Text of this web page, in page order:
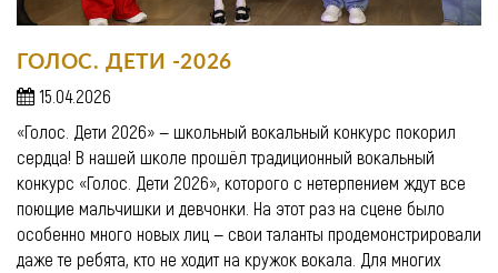
ГОЛОС. ДЕТИ -2026
15.04.2026
«Голос. Дети 2026» — школьный вокальный конкурс покорил
сердца! В нашей школе прошёл традиционный вокальный
конкурс «Голос. Дети 2026», которого с нетерпением ждут все
поющие мальчишки и девчонки. На этот раз на сцене было
особенно много новых лиц — свои таланты продемонстрировали
даже те ребята, кто не ходит на кружок вокала. Для многих